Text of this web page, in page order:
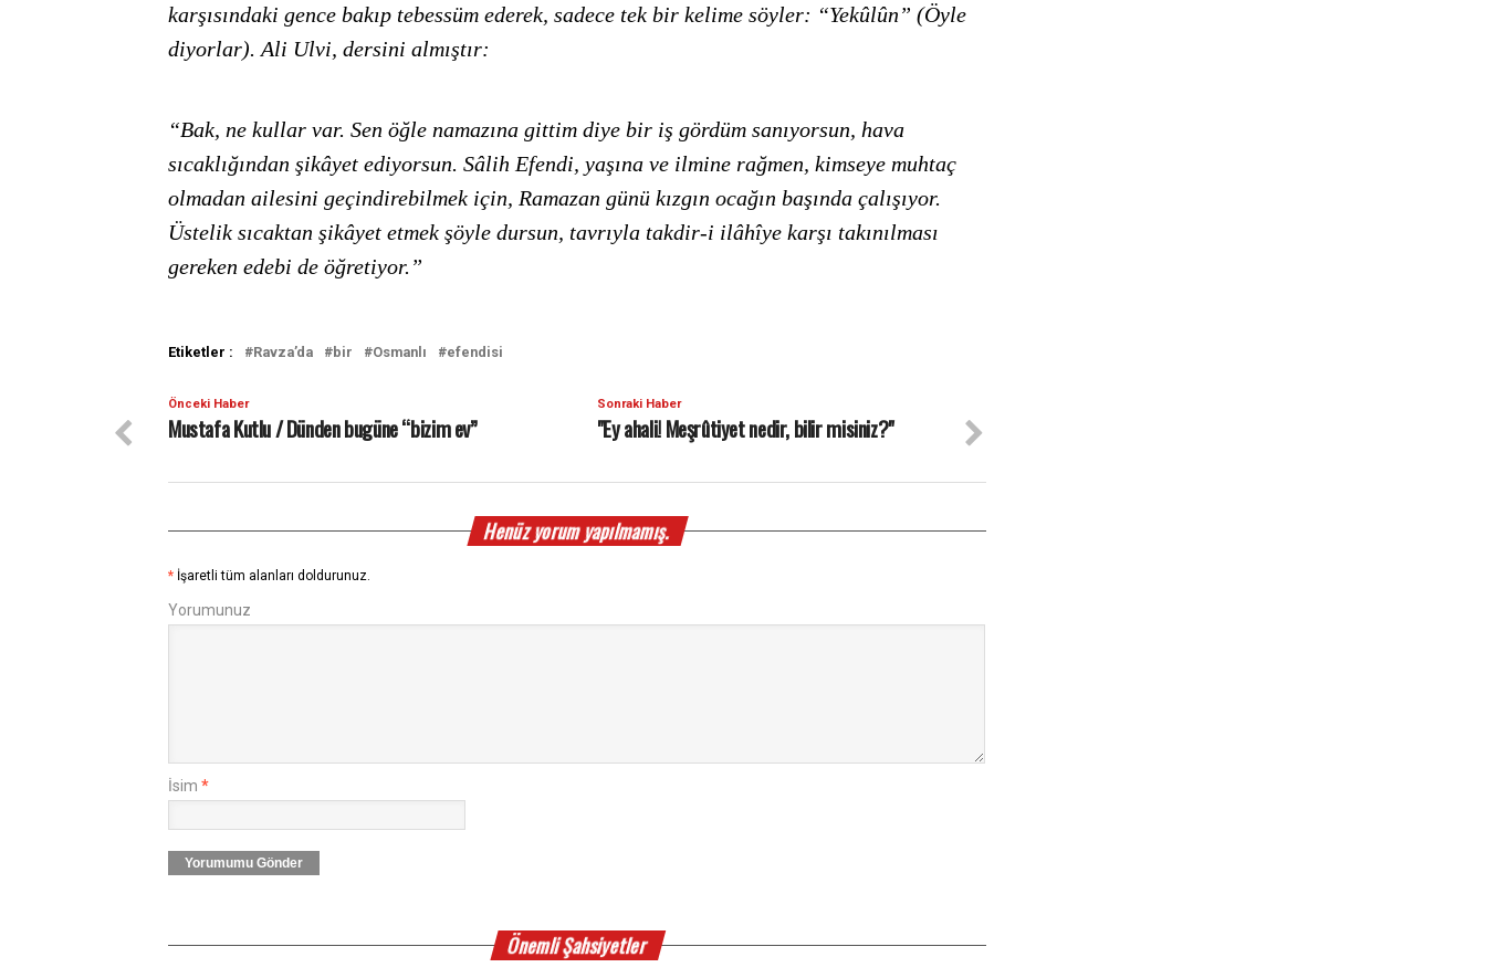
karşısındaki gence bakıp tebessüm ederek, sadece tek bir kelime söyler: “Yekûlûn” (Öyle
diyorlar). Ali Ulvi, dersini almıştır:
“Bak, ne kullar var. Sen öğle namazına gittim diye bir iş gördüm sanıyorsun, hava
sıcaklığından şikâyet ediyorsun. Sâlih Efendi, yaşına ve ilmine rağmen, kimseye muhtaç
olmadan ailesini geçindirebilmek için, Ramazan günü kızgın ocağın başında çalışıyor.
Üstelik sıcaktan şikâyet etmek şöyle dursun, tavrıyla takdir-i ilâhîye karşı takınılması
gereken edebi de öğretiyor.”
Etiketler : Ravza’da bir Osmanlı efendisi
Önceki Haber
Mustafa Kutlu / Dünden bugüne “bizim ev”
Sonraki Haber
"Ey ahali! Meşrûtiyet nedir, bilir misiniz?"
Henüz yorum yapılmamış.
* İşaretli tüm alanları doldurunuz.
Yorumunuz
İsim *
Yorumumu Gönder
Önemli Şahsiyetler